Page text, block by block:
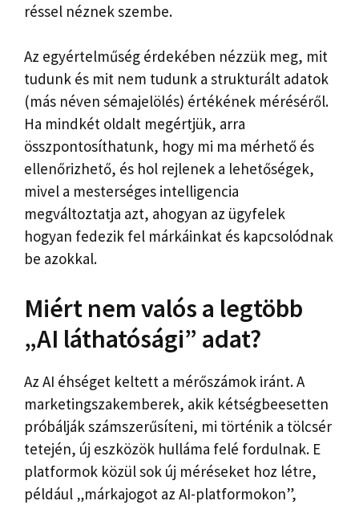
réssel néznek szembe.
Az egyértelműség érdekében nézzük meg, mit
tudunk és mit nem tudunk a strukturált adatok
(más néven sémajelölés) értékének méréséről.
Ha mindkét oldalt megértjük, arra
összpontosíthatunk, hogy mi ma mérhető és
ellenőrizhető, és hol rejlenek a lehetőségek,
mivel a mesterséges intelligencia
megváltoztatja azt, ahogyan az ügyfelek
hogyan fedezik fel márkáinkat és kapcsolódnak
be azokkal.
Miért nem valós a legtöbb
„AI láthatósági” adat?
Az AI éhséget keltett a mérőszámok iránt. A
marketingszakemberek, akik kétségbeesetten
próbálják számszerűsíteni, mi történik a tölcsér
tetején, új eszközök hulláma felé fordulnak. E
platformok közül sok új méréseket hoz létre,
például „márkajogot az AI-platformokon”,